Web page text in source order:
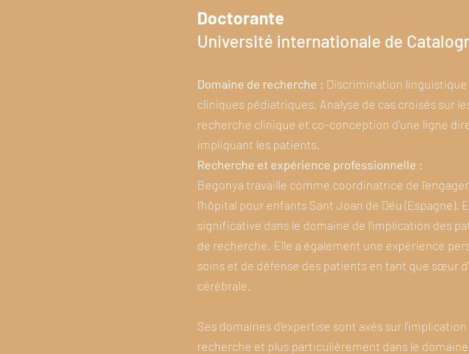
Doctorante
Université internationale de
Domaine de recherche : Discrimination
cliniques pédiatriques. Analyse de cas croisés sur
recherche clinique et co-conception d'une ligne
impliquant les patients.
Recherche et expérience professionnelle :
Begonya travaille comme coordinatrice de
l'hôpital pour enfants Sant Joan de Déu (Espagne).
significative dans le domaine de l'implication des
de recherche. Elle a également une expérience
soins et de défense des patients en tant que sœur
cérébrale.
Ses domaines d'expertise sont axés sur
recherche et plus particulièrement dans le